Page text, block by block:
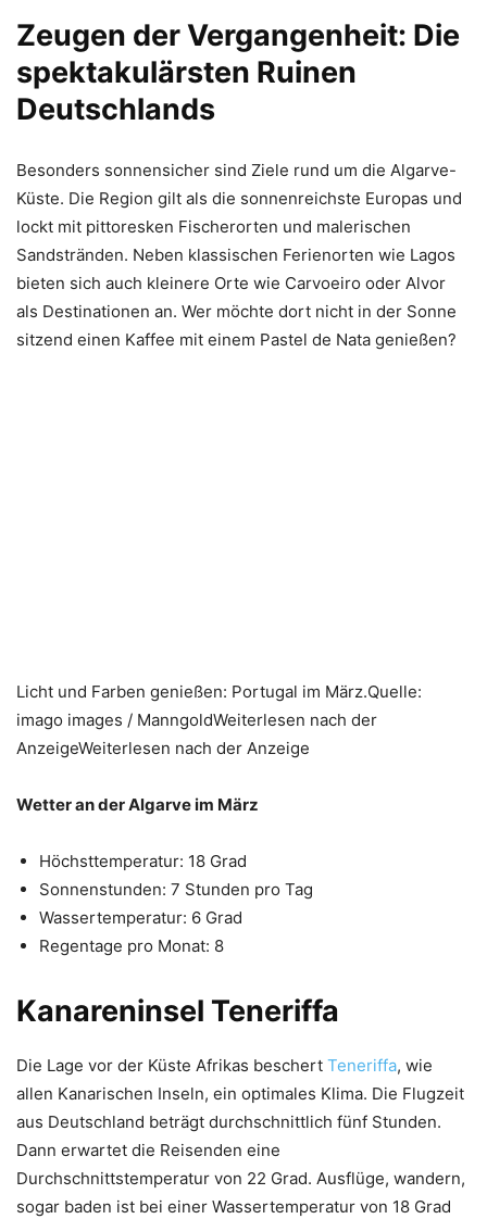
Zeugen der Vergangenheit: Die
spektakulärsten Ruinen
Deutschlands
Besonders sonnensicher sind Ziele rund um die Algarve-
Küste. Die Region gilt als die sonnenreichste Europas und
lockt mit pittoresken Fischerorten und malerischen
Sandstränden. Neben klassischen Ferienorten wie Lagos
bieten sich auch kleinere Orte wie Carvoeiro oder Alvor
als Destinationen an. Wer möchte dort nicht in der Sonne
sitzend einen Kaffee mit einem Pastel de Nata genießen?
Licht und Farben genießen: Portugal im März.Quelle:
imago images / ManngoldWeiterlesen nach der
AnzeigeWeiterlesen nach der Anzeige
Wetter an der Algarve im März
Höchsttemperatur: 18 Grad
Sonnenstunden: 7 Stunden pro Tag
Wassertemperatur: 6 Grad
Regentage pro Monat: 8
Kanareninsel Teneriffa
Die Lage vor der Küste Afrikas beschert Teneriffa, wie
allen Kanarischen Inseln, ein optimales Klima. Die Flugzeit
aus Deutschland beträgt durchschnittlich fünf Stunden.
Dann erwartet die Reisenden eine
Durchschnittstemperatur von 22 Grad. Ausflüge, wandern,
sogar baden ist bei einer Wassertemperatur von 18 Grad